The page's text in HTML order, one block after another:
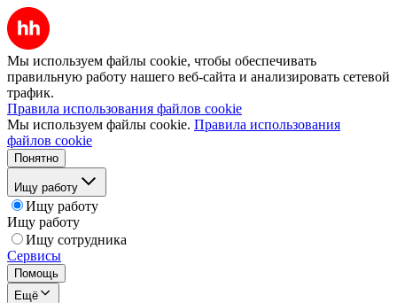
Мы используем файлы cookie, чтобы обеспечивать
правильную работу нашего веб-сайта и анализировать сетевой
трафик.
Правила использования файлов cookie
Мы используем файлы cookie. Правила использования
файлов cookie
Понятно
Ищу работу
Ищу работу
Ищу работу
Ищу сотрудника
Сервисы
Помощь
Ещё